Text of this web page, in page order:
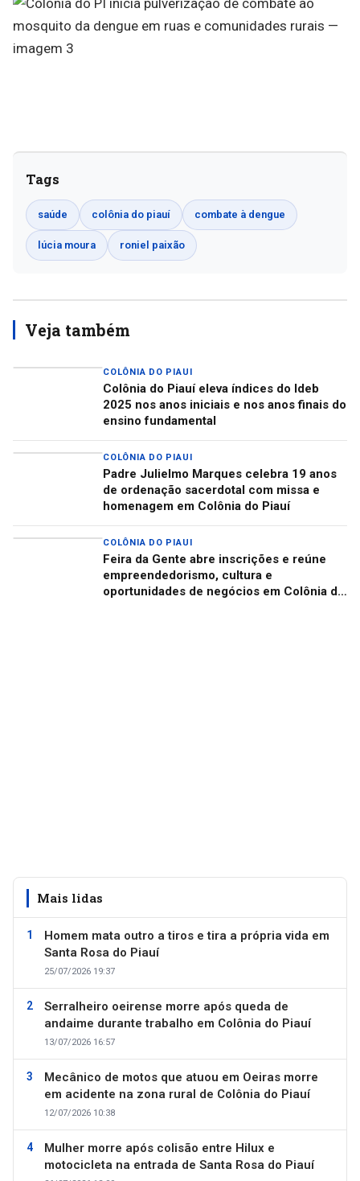
Tags
saúde colônia do piauí combate à dengue
lúcia moura roniel paixão
Veja também
COLÔNIA DO PIAUI
Colônia do Piauí eleva índices do Ideb
2025 nos anos iniciais e nos anos finais do
ensino fundamental
COLÔNIA DO PIAUI
Padre Julielmo Marques celebra 19 anos
de ordenação sacerdotal com missa e
homenagem em Colônia do Piauí
COLÔNIA DO PIAUI
Feira da Gente abre inscrições e reúne
empreendedorismo, cultura e
oportunidades de negócios em Colônia do
Mais lidas
Homem mata outro a tiros e tira a própria vida em
Santa Rosa do Piauí
25/07/2026 19:37
Serralheiro oeirense morre após queda de
andaime durante trabalho em Colônia do Piauí
13/07/2026 16:57
Mecânico de motos que atuou em Oeiras morre
em acidente na zona rural de Colônia do Piauí
12/07/2026 10:38
Mulher morre após colisão entre Hilux e
motocicleta na entrada de Santa Rosa do Piauí